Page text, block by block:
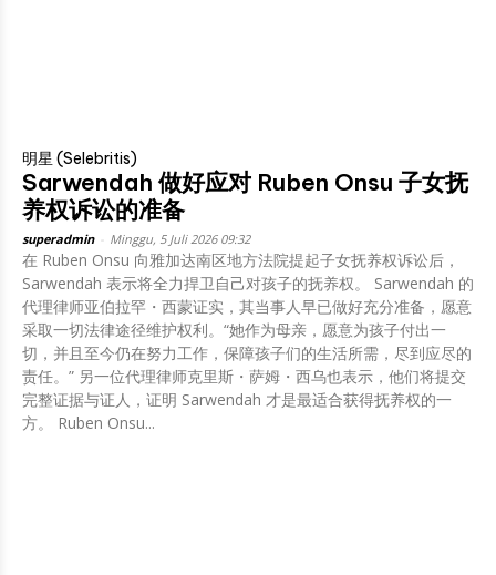
明星 (Selebritis)
Sarwendah 做好应对 Ruben Onsu 子女抚
养权诉讼的准备
superadmin Minggu, 5 Juli 2026 09:32
在 Ruben Onsu 向雅加达南区地方法院提起子女抚养权诉讼后，
Sarwendah 表示将全力捍卫自己对孩子的抚养权。 Sarwendah 的
代理律师亚伯拉罕・西蒙证实，其当事人早已做好充分准备，愿意
采取一切法律途径维护权利。“她作为母亲，愿意为孩子付出一
切，并且至今仍在努力工作，保障孩子们的生活所需，尽到应尽的
责任。” 另一位代理律师克里斯・萨姆・西乌也表示，他们将提交
完整证据与证人，证明 Sarwendah 才是最适合获得抚养权的一
方。 Ruben Onsu...